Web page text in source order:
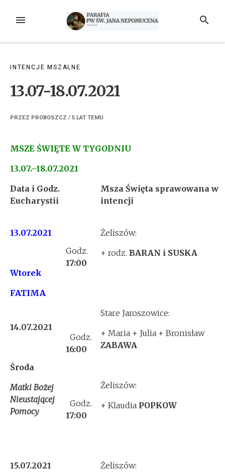
MENU SZUKAJ
INTENCJE MSZALNE
13.07-18.07.2021
PRZEZ PROBOSZCZ / 5 LAT TEMU
MSZE ŚWIĘTE W TYGODNIU
13.07.–18.07.2021
Data i Godz.
Eucharystii
Msza Święta sprawowana w
intencji
13.07.2021
Wtorek
FATIMA
Godz.
17:00
Żeliszów:
+ rodz. BARAN i SUSKA
14.07.2021
Środa
Matki Bożej
Nieustającej
Pomocy
Godz.
16:00
Stare Jaroszowice:
+ Maria + Julia + Bronisław
ZABAWA
Godz.
17:00
Żeliszów:
+ Klaudia POPKOW
15.07.2021
Żeliszów: